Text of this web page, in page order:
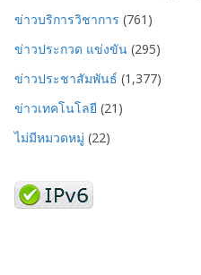
ข่าวบริการวิชาการ (761)
ข่าวประกวด แข่งขัน (295)
ข่าวประชาสัมพันธ์ (1,377)
ข่าวเทคโนโลยี (21)
ไม่มีหมวดหมู่ (22)